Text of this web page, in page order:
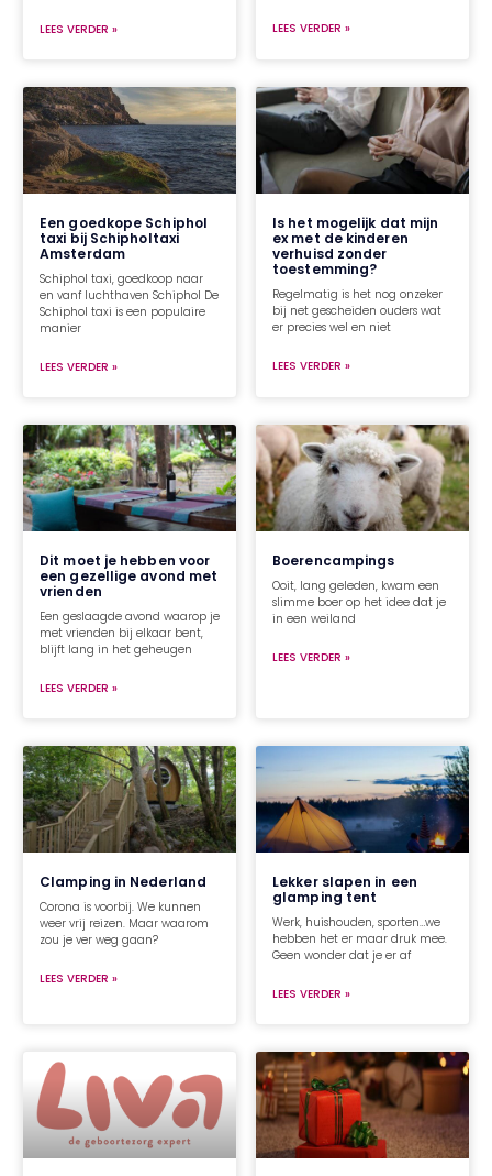
LEES VERDER » LEES VERDER »
Een goedkope Schiphol
taxi bij Schipholtaxi
Amsterdam
Schiphol taxi, goedkoop naar
en vanf luchthaven Schiphol De
Schiphol taxi is een populaire
manier
LEES VERDER »
Is het mogelijk dat mijn
ex met de kinderen
verhuisd zonder
toestemming?
Regelmatig is het nog onzeker
bij net gescheiden ouders wat
er precies wel en niet
LEES VERDER »
Dit moet je hebben voor
een gezellige avond met
vrienden
Een geslaagde avond waarop je
met vrienden bij elkaar bent,
blijft lang in het geheugen
LEES VERDER »
Boerencampings
Ooit, lang geleden, kwam een
slimme boer op het idee dat je
in een weiland
LEES VERDER »
Clamping in Nederland
Corona is voorbij. We kunnen
weer vrij reizen. Maar waarom
zou je ver weg gaan?
LEES VERDER »
Lekker slapen in een
glamping tent
Werk, huishouden, sporten…we
hebben het er maar druk mee.
Geen wonder dat je er af
LEES VERDER »